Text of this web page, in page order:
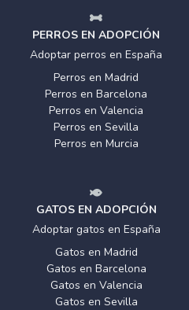
PERROS EN ADOPCIÓN
Adoptar perros en España
Perros en Madrid
Perros en Barcelona
Perros en Valencia
Perros en Sevilla
Perros en Murcia
GATOS EN ADOPCIÓN
Adoptar gatos en España
Gatos en Madrid
Gatos en Barcelona
Gatos en Valencia
Gatos en Sevilla